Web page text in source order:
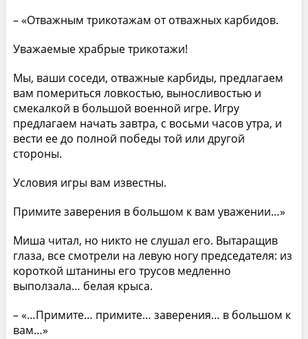
– «Отважным трикотажам от отважных карбидов.
Уважаемые храбрые трикотажи!
Мы, ваши соседи, отважные карбиды, предлагаем
вам помериться ловкостью, выносливостью и
смекалкой в большой военной игре. Игру
предлагаем начать завтра, с восьми часов утра, и
вести ее до полной победы той или другой
стороны.
Условия игры вам известны.
Примите заверения в большом к вам уважении…»
Миша читал, но никто не слушал его. Вытаращив
глаза, все смотрели на левую ногу председателя: из
короткой штанины его трусов медленно
выползала… белая крыса.
– «…Примите… примите… заверения… в большом к
вам…»